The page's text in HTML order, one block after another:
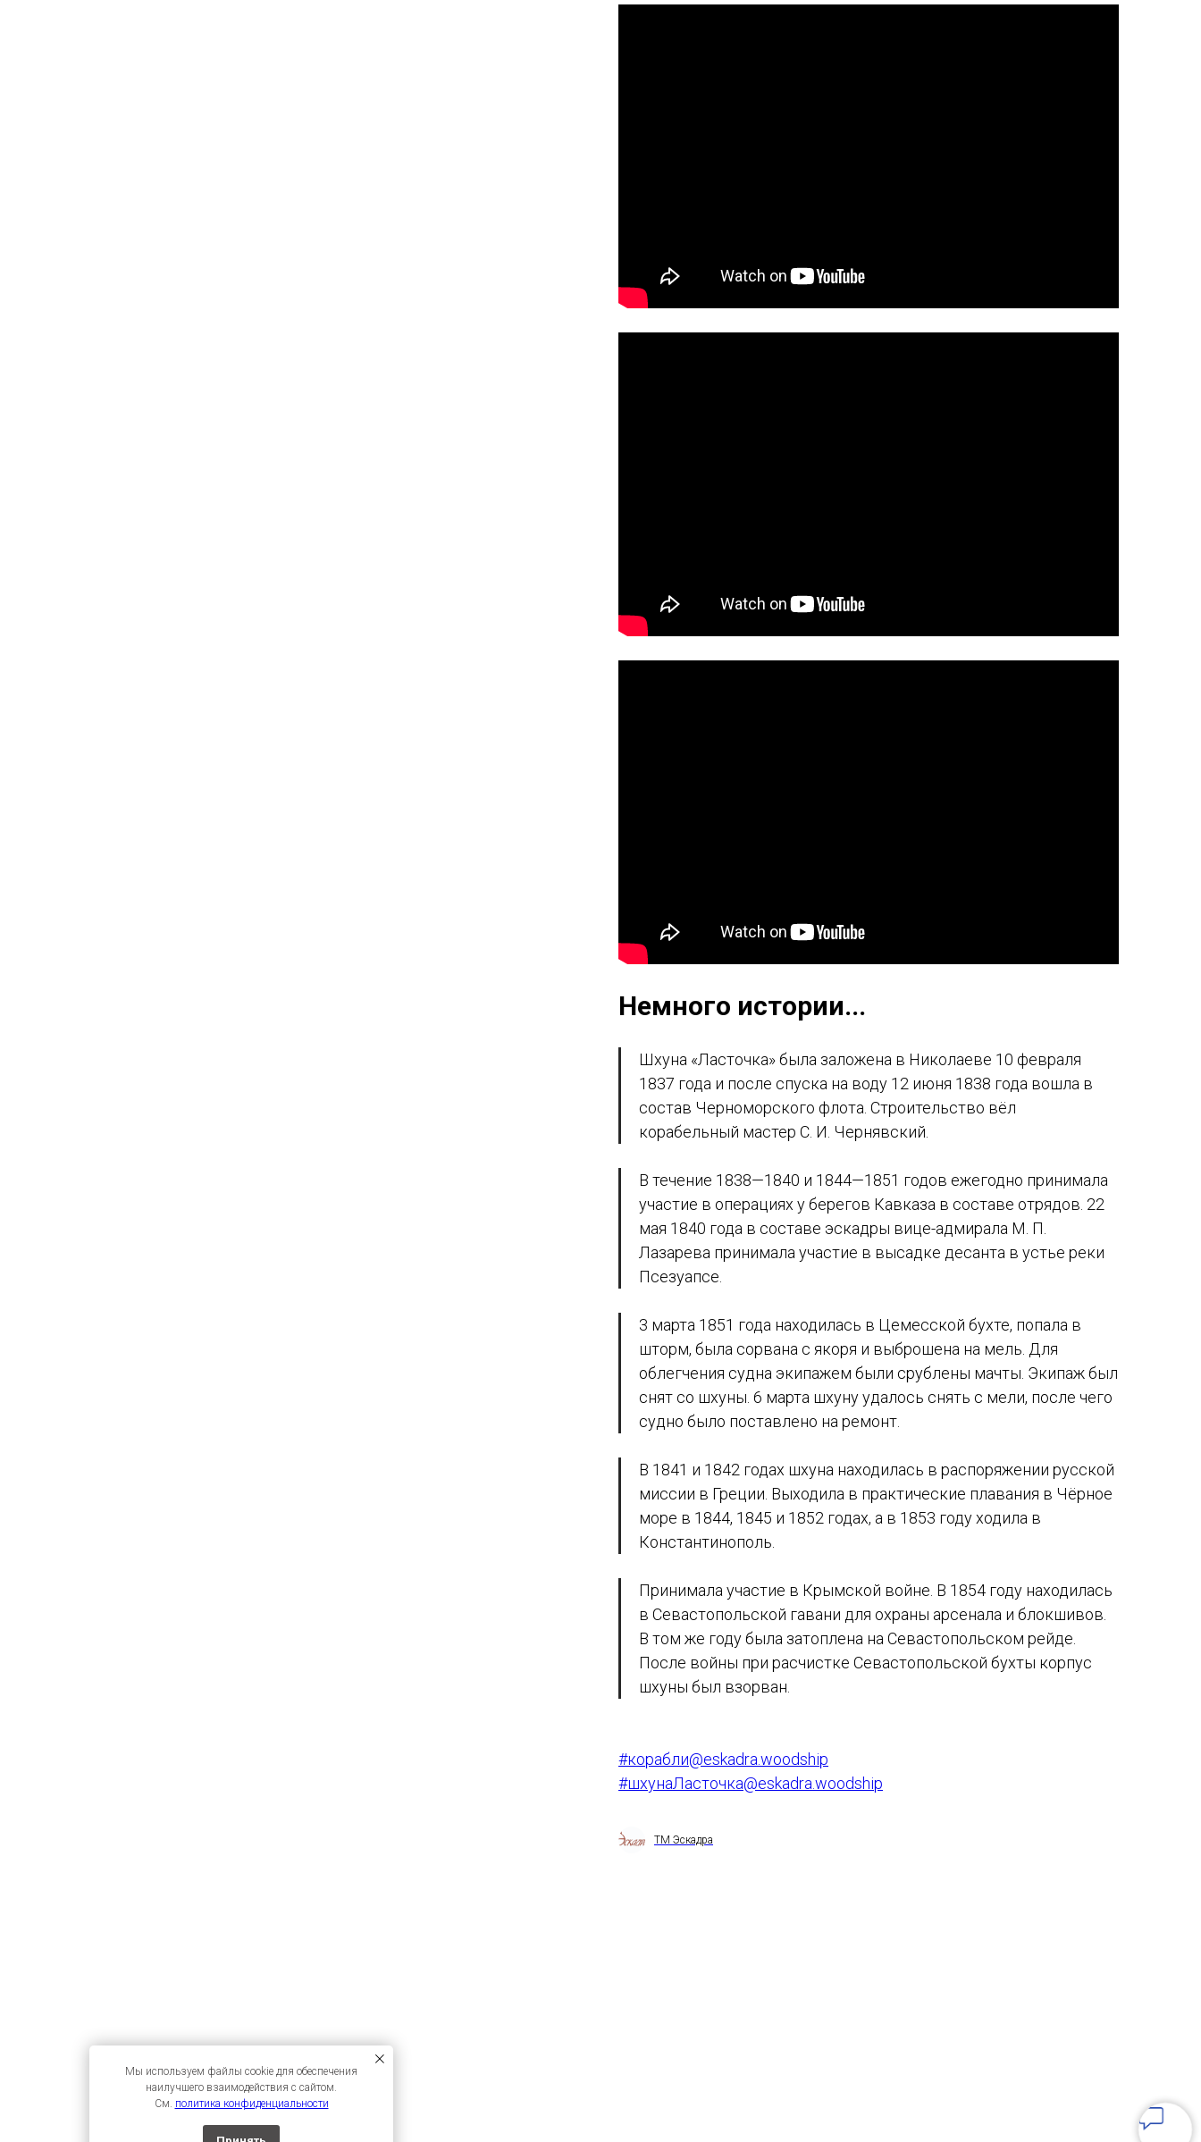
Мы используем файлы cookie для обеспечения
наилучшего взаимодействия с сайтом.
См. политика конфиденциальности
Немного истории...
Шхуна «Ласточка» была заложена в Николаеве 10 февраля
1837 года и после спуска на воду 12 июня 1838 года вошла в
состав Черноморского флота. Строительство вёл
корабельный мастер С. И. Чернявский.
В течение 1838—1840 и 1844—1851 годов ежегодно принимала
участие в операциях у берегов Кавказа в составе отрядов. 22
мая 1840 года в составе эскадры вице-адмирала М. П.
Лазарева принимала участие в высадке десанта в устье реки
Псезуапсе.
3 марта 1851 года находилась в Цемесской бухте, попала в
шторм, была сорвана с якоря и выброшена на мель. Для
облегчения судна экипажем были срублены мачты. Экипаж был
снят со шхуны. 6 марта шхуну удалось снять с мели, после чего
судно было поставлено на ремонт.
В 1841 и 1842 годах шхуна находилась в распоряжении русской
миссии в Греции. Выходила в практические плавания в Чёрное
море в 1844, 1845 и 1852 годах, а в 1853 году ходила в
Константинополь.
Принимала участие в Крымской войне. В 1854 году находилась
в Севастопольской гавани для охраны арсенала и блокшивов.
В том же году была затоплена на Севастопольском рейде.
После войны при расчистке Севастопольской бухты корпус
шхуны был взорван.
#корабли@eskadra.woodship
#шхунаЛасточка@eskadra.woodship
ТМ Эскадра